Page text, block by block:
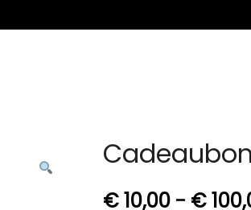
Cadeaubon
€10,00 - €